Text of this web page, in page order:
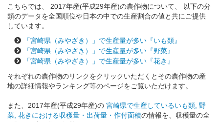
こちらでは、 2017年産(平成29年産)の農作物について、 以下の分
類のデータを全国順位や日本の中での生産割合の値と共にご提供
しています。
「宮崎県（みやざき）」で生産量が多い『いも類』
「宮崎県（みやざき）」で生産量が多い『野菜』
「宮崎県（みやざき）」で生産量が多い『花き』
それぞれの農作物のリンクをクリックいただくとその農作物の産
地の詳細情報やランキング等のページをご覧いただけます。
また、2017年産(平成29年産)の 宮崎県で生産しているいも類, 野
菜, 花きにおける収穫量・出荷量・作付面積の情報を、収穫量の全